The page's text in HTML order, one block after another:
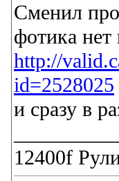
Сменил
фотика
http://
id=2528025
и сразу в
12400f